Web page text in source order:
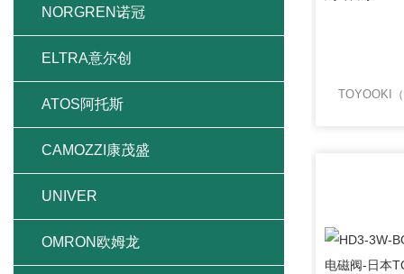
NORGREN诺冠
ELTRA意尔创
ATOS阿托斯
CAMOZZI康茂盛
UNIVER
OMRON欧姆龙